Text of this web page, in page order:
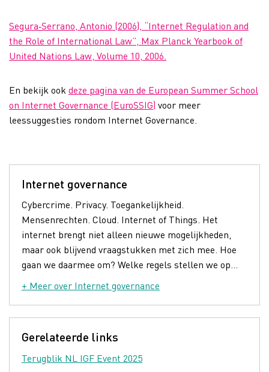
Segura‐Serrano, Antonio (2006), “Internet Regulation and
the Role of International Law”, Max Planck Yearbook of
United Nations Law, Volume 10, 2006.
En bekijk ook deze pagina van de European Summer School
on Internet Governance (EuroSSIG) voor meer
leessuggesties rondom Internet Governance.
Internet governance
Cybercrime. Privacy. Toegankelijkheid.
Mensenrechten. Cloud. Internet of Things. Het
internet brengt niet alleen nieuwe mogelijkheden,
maar ook blijvend vraagstukken met zich mee. Hoe
gaan we daarmee om? Welke regels stellen we op...
+ Meer over Internet governance
Gerelateerde links
Terugblik NL IGF Event 2025